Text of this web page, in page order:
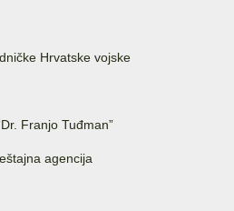
Hrvatske vojske
Franjo Tuđman”
agencija